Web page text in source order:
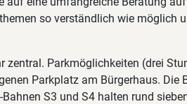
so verständlich wie möglich
zentral. Parkmöglichkeiten (drei
Parkplatz am Bürgerhaus. Die
S3 und S4 halten rund